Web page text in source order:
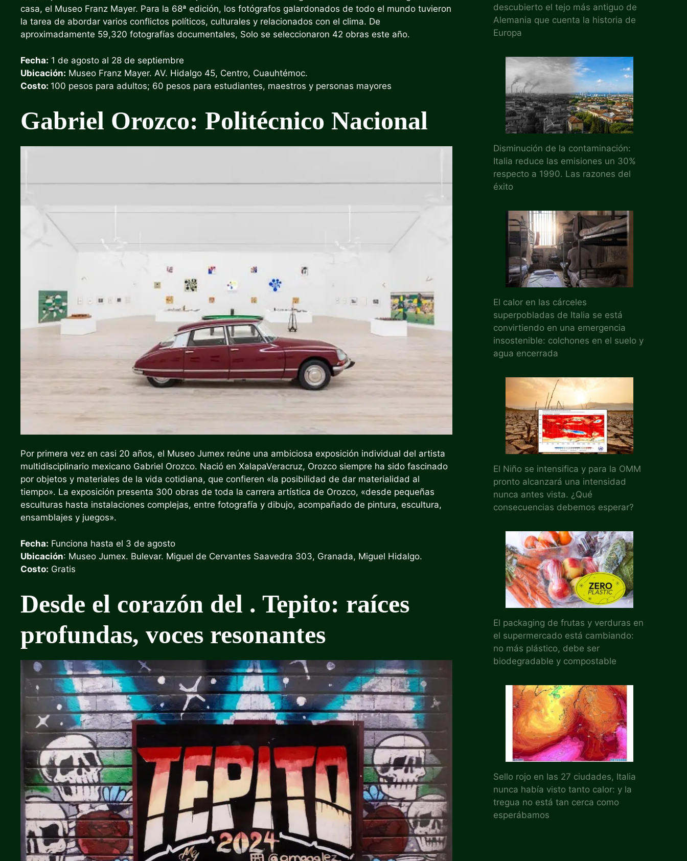
casa, el Museo Franz Mayer. Para la 68ª edición, los fotógrafos galardonados de todo el mundo tuvieron
la tarea de abordar varios conflictos políticos, culturales y relacionados con el clima. De
aproximadamente 59,320 fotografías documentales, Solo se seleccionaron 42 obras este año.
Fecha: 1 de agosto al 28 de septiembre
Ubicación: Museo Franz Mayer. AV. Hidalgo 45, Centro, Cuauhtémoc.
Costo: 100 pesos para adultos; 60 pesos para estudiantes, maestros y personas mayores
Gabriel Orozco: Politécnico Nacional
Por primera vez en casi 20 años, el Museo Jumex reúne una ambiciosa exposición individual del artista
multidisciplinario mexicano Gabriel Orozco. Nació en XalapaVeracruz, Orozco siempre ha sido fascinado
por objetos y materiales de la vida cotidiana, que confieren «la posibilidad de dar materialidad al
tiempo». La exposición presenta 300 obras de toda la carrera artística de Orozco, «desde pequeñas
esculturas hasta instalaciones complejas, entre fotografía y dibujo, acompañado de pintura, escultura,
ensamblajes y juegos».
Fecha: Funciona hasta el 3 de agosto
Ubicación: Museo Jumex. Bulevar. Miguel de Cervantes Saavedra 303, Granada, Miguel Hidalgo.
Costo: Gratis
Desde el corazón del . Tepito: raíces
profundas, voces resonantes
descubierto el tejo más antiguo de
Alemania que cuenta la historia de
Europa
Disminución de la contaminación:
Italia reduce las emisiones un 30%
respecto a 1990. Las razones del
éxito
El calor en las cárceles
superpobladas de Italia se está
convirtiendo en una emergencia
insostenible: colchones en el suelo y
agua encerrada
El Niño se intensifica y para la OMM
pronto alcanzará una intensidad
nunca antes vista. ¿Qué
consecuencias debemos esperar?
El packaging de frutas y verduras en
el supermercado está cambiando:
no más plástico, debe ser
biodegradable y compostable
Sello rojo en las 27 ciudades, Italia
nunca había visto tanto calor: y la
tregua no está tan cerca como
esperábamos